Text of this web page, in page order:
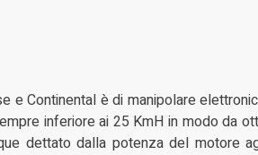
e Continental è di manipolare
inferiore ai 25 KmH in modo da
dettato dalla potenza del motore